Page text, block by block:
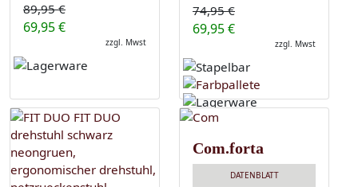
89,95 €
69,95 €
zzgl. Mwst
74,95 €
69,95 €
zzgl. Mwst
Com.forta
DATENBLATT